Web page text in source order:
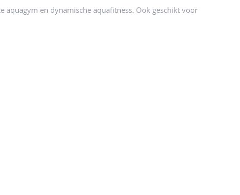
en dynamische aquafitness. Ook geschikt voor